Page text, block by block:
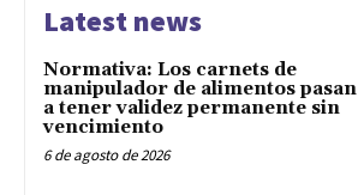
Latest news
Normativa: Los carnets de
manipulador de alimentos pasan
a tener validez permanente sin
vencimiento
6 de agosto de 2026